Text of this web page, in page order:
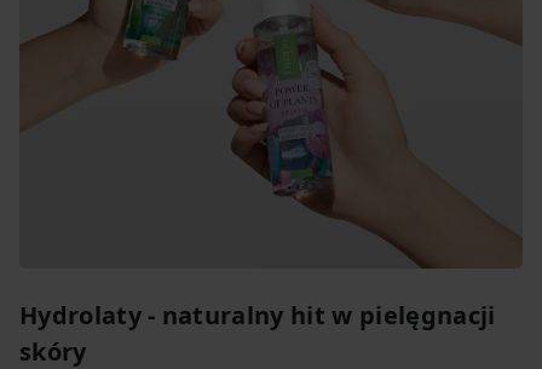
Hydrolaty - naturalny hit w pielęgnacji
skóry